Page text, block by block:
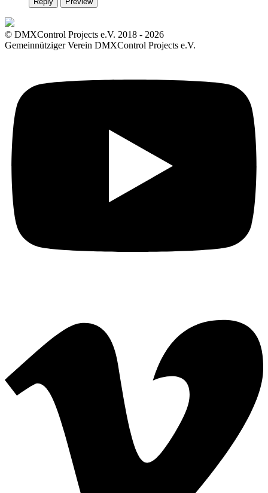
© DMXControl Projects e.V. 2018 - 2026
Gemeinnütziger Verein DMXControl Projects e.V.